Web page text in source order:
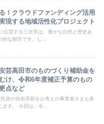
！クラウドファンディング活用
現する地域活性化プロジェクト
位置する三次市は、豊かな自然と歴史あ
な都市です。し...
芸高田市のものづくり補助金を
け、令和6年度補正予算のもの
点など
資や技術革新をお考えの事業者さまも多
ます。 今回は、令...